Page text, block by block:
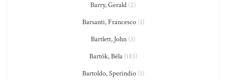
Barry, Gerald (2)
Barsanti, Francesco(1)
Bartlett, John (3)
Bartók, Béla(183)
Bartoldo, Sperindio(1)